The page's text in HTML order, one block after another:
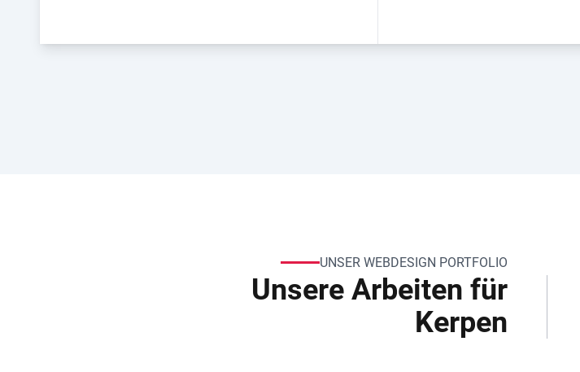
UNSER WEBDESIGN PORTFOLIO
Unsere Arbeiten für
Kerpen